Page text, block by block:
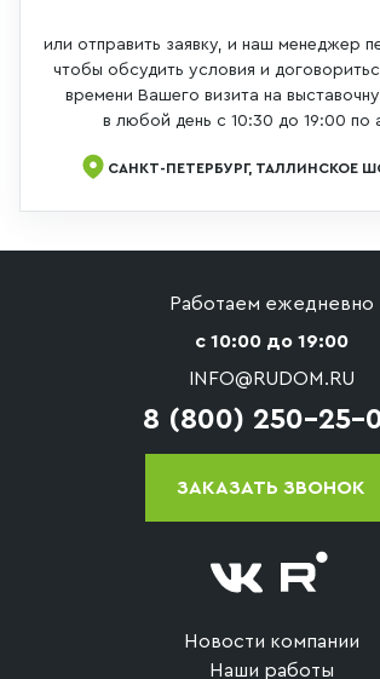
или отправить заявку, и наш менеджер
чтобы обсудить условия и
времени Вашего визита на
в любой день с 10:30 до 19:00 по
САНКТ-ПЕТЕРБУРГ, ТАЛЛИНСКОЕ
Работаем ежедневно
с 10:00 до 19:00
INFO@RUDOM.RU
8 (800) 250-25-
ЗАКАЗАТЬ ЗВОНОК
Новости компании
Наши работы